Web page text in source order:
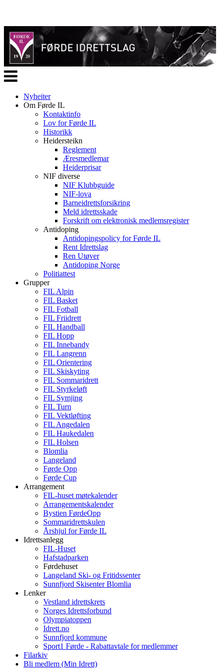
Veksle
navigasjon
Nyheiter
Om Førde IL
Kontaktinfo
Lov for Førde IL
Historikk
Heidersteikn
Reglement
Æresmedlemar
Heiderprisar
NIF diverse
NIF Klubbguide
NIF-lova
Barneidrettsforsikring
Meld idrettsskade
Forskrift om elektronisk medlemsregister
Antidoping
Antidopingspolicy for Førde IL
Rent Idrettslag
Ren Utøver
Antidoping Norge
Politiattest
Grupper
FIL Alpin
FIL Basket
FIL Fotball
FIL Friidrett
FIL Handball
FIL Hopp
FIL Innebandy
FIL Langrenn
FIL Orientering
FIL Skiskyting
FIL Sommaridrett
FIL Styrkeløft
FIL Symjing
FIL Turn
FIL Vektløfting
FIL Angedalen
FIL Haukedalen
FIL Holsen
Blomlia
Langeland
Førde Opp
Førde Cup
Arrangement
FIL-huset møtekalender
Arrangementskalender
Bystien FørdeOpp
Sommaridrettskulen
Årshjul for Førde IL
Idrettsanlegg
FIL-Huset
Hafstadparken
Førdehuset
Langeland Ski- og Fritidssenter
Sunnfjord Skisenter Blomlia
Lenker
Vestland idrettskrets
Norges Idrettsforbund
Olympiatoppen
Idrett.no
Sunnfjord kommune
Sport1 Førde - Rabattavtale for medlemmer
Filarkiv
Bli medlem (Min Idrett)